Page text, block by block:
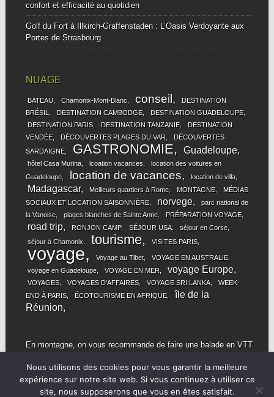
confort et efficacité au quotidien
Golf du Fort à Illkirch-Graffenstaden : L’Oasis Verdoyante aux
Portes de Strasbourg
NUAGE
BATEAU Chamonix-Mont-Blanc conseil
DESTINATION
BRÉSIL
DESTINATION CAMBODGE
DESTINATION GUADELOUPE
DESTINATION PARIS
DESTINATION TANZANIE
DESTINATION
VENDÉE
DÉCOUVERTES PLAGES DU VAR
DÉCOUVERTES
SARDAIGNE
GASTRONOMIE Guadeloupe
hôtel Casa Murina lcoation vacances
location des voitures en
Guadeloupe
location de vacances location de villa
Madagascar Meilleurs quartiers à Rome MONTAGNE
MÉDIAS
SOCIAUX ET LOCATION SAISONNIÈRE
norvege
parc national de
la Vanoise
plages blanches de Sainte Anne PRÉPARATION VOYAGE
road trip RONJON CAMP SÉJOUR USA
séjour en Corse
séjour à Chamonix
tourisme VISITES PARIS
voyage Voyage au Tibet
VOYAGE EN AUSTRALIE
voyage en Guadeloupe
VOYAGE EN MER voyage Europe
VOYAGES VOYAGES D'AFFAIRES VOYAGE SRI LANKA
WEEK-
END À PARIS
ÉCOTOURISME EN AFRIQUE
île de la
Réunion
En montagne, on vous recommande de faire une balade en VTT
site Btwin.
Nous utilisons des cookies pour vous garantir la meilleure
expérience sur notre site web. Si vous continuez à utiliser ce
site, nous supposerons que vous en êtes satisfait.